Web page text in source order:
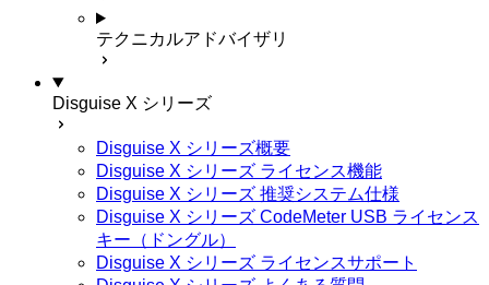
テクニカルアドバイザリ
Disguise X シリーズ
Disguise X シリーズ概要
Disguise X シリーズ ライセンス機能
Disguise X シリーズ 推奨システム仕様
Disguise X シリーズ CodeMeter USB ライセンス
キー（ドングル）
Disguise X シリーズ ライセンスサポート